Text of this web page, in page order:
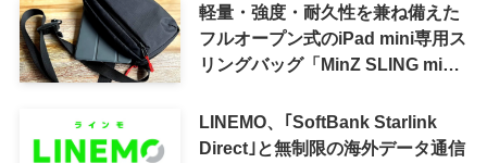
軽量・強度・耐久性を兼ね備えた
フルオープン式のiPad mini専用ス
リングバッグ「MinZ SLING mini
LINEMO、｢SoftBank Starlink
Direct｣と無制限の海外データ通信